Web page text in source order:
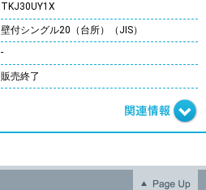
TKJ30UY1X
壁付シングル20（台所）（JIS）
-
販売終了